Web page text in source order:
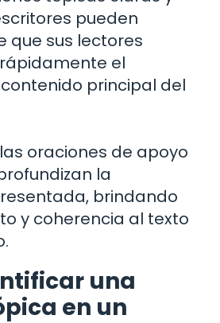
pueden
que sus lectores
el
principal del
oraciones de apoyo
la
brindando
y coherencia al texto
una
en un